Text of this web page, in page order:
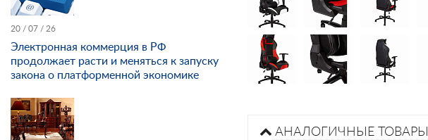
АНАЛОГИЧНЫЕ ТОВАРЫ
20 / 07 / 26
Электронная коммерция в РФ
продолжает расти и меняться к запуску
закона о платформенной экономике